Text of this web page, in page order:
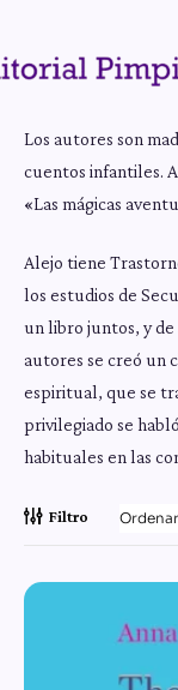
Los autores son
cuentos infantiles.
«Las mágicas
Alejo tiene
los estudios de
un libro juntos, y
autores se creó un
espiritual, que se
privilegiado se
habituales en las
Filtro